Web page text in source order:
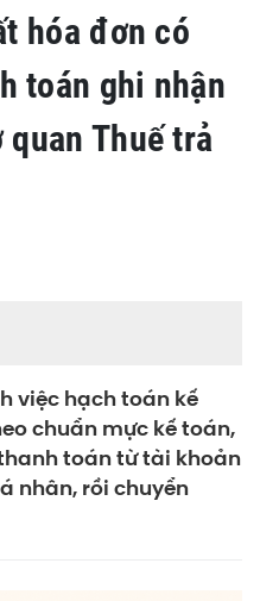
hóa đơn có
toán ghi nhận
quan Thuế trả
việc hạch toán kế
chuẩn mực kế toán,
toán từ tài khoản
nhân, rồi chuyển